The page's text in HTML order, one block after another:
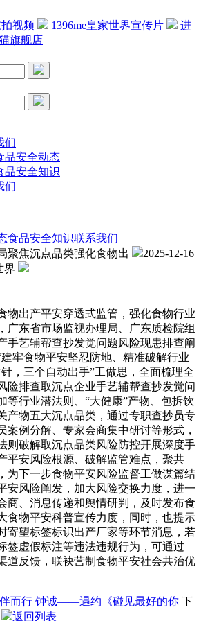
视频 1396me皇家世界宣传片
进
旗舰店
们
品安全动态
品安全知识
们
食品安全知识联系我们
聚焦沉点品类强化食物出
2025-12-16
界
出产平安穿透式监管，强化食物行业
广东省市场监视办理局、广东质检院组
手艺辅帮查抄发觉问题风险现患排查阐
牢食物平安坚忍防地、精准破解行业
，三个自动出手”工做思，全面梳理全
险排查取沉点企业手艺辅帮查抄发觉问
等行业潜法则、“大健康”产物、包拆饮
产物五大沉点品类，通过专职查抄员专
案例分解、专家会商集中研讨等形式，
则破解取沉点品类风险防控开展深度手
平安风险根源、破解监管难点，聚共
为下一步食物平安风险监督工做谋篇结
安风险阐发，加大风险交换力度，进一
商、消息传递和舆情研判，及时发布食
食物平安科普宣传力度，同时，也提示
寄望标签标识出产厂家等环节消息，若
签虚假标注等违法违规行为，可通过
道反馈，联袂营制食物平安社会共治优
而行 钟诚——遇约《碰见最好的你 下
返回列表